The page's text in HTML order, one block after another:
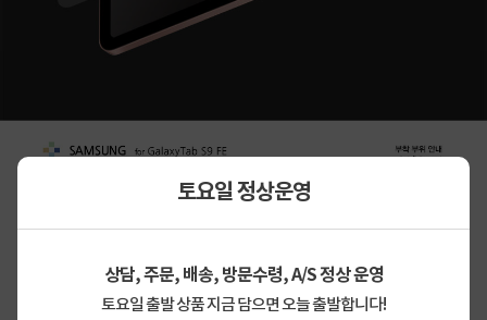
토요일 정상운영
상담, 주문, 배송, 방문수령, A/S 정상 운영
토요일 출발 상품 지금 담으면 오늘 출발합니다!